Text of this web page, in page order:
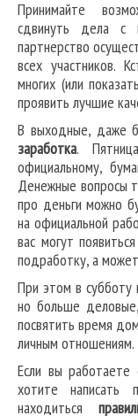
Принимайте
сдвинуть дела с
партнерство
всех участников.
многих (или
проявить лучшие
В выходные, даже
заработка.
официальному,
Денежные вопросы
про деньги можно
на официальной
вас могут
подработку, а
При этом в субботу
но больше
посвятить время
личным отношениям.
Если вы работаете
хотите
находиться